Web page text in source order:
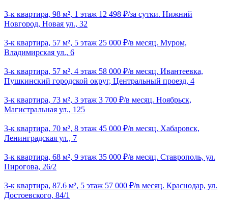
3-к квартира, 98 м², 1 этаж 12 498 ₽/за сутки. Нижний
Новгород, Новая ул., 32
3-к квартира, 57 м², 5 этаж 25 000 ₽/в месяц. Муром,
Владимирская ул., 6
3-к квартира, 57 м², 4 этаж 58 000 ₽/в месяц. Ивантеевка,
Пушкинский городской округ, Центральный проезд, 4
3-к квартира, 73 м², 3 этаж 3 700 ₽/в месяц. Ноябрьск,
Магистральная ул., 125
3-к квартира, 70 м², 8 этаж 45 000 ₽/в месяц. Хабаровск,
Ленинградская ул., 7
3-к квартира, 68 м², 9 этаж 35 000 ₽/в месяц. Ставрополь, ул.
Пирогова, 26/2
3-к квартира, 87.6 м², 5 этаж 57 000 ₽/в месяц. Краснодар, ул.
Достоевского, 84/1